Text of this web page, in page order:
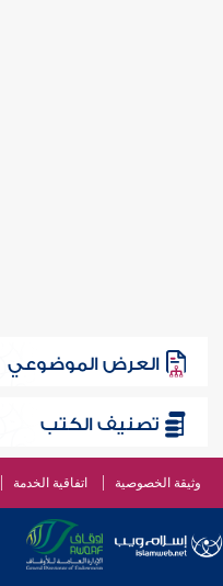
العرض الموضوعي
تصنيف الكتب
وثيقة الخصوصية اتفاقية الخدمة